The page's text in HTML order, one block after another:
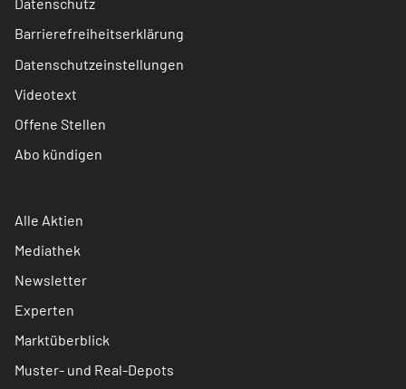
Datenschutz
Barrierefreiheitserklärung
Datenschutzeinstellungen
Videotext
Offene Stellen
Abo kündigen
Alle Aktien
Mediathek
Newsletter
Experten
Marktüberblick
Muster- und Real-Depots